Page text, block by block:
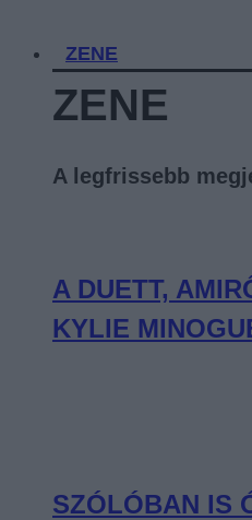
ZENE
ZENE
A legfrissebb
A DUETT,
KYLIE
SZÓLÓBAN IS